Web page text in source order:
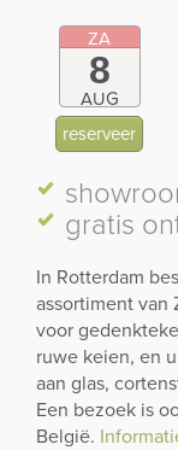
ZA
8
AUG
reserveer
gratis
In Rotterdam
assortiment van
voor
ruwe keien, en
aan glas,
Een bezoek is
België.